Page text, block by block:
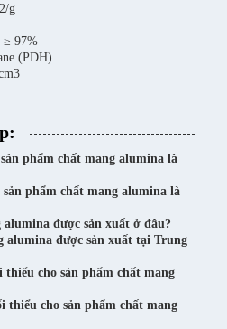
g
≥ 97%
(PDH)
phẩm chất mang alumina là
phẩm chất mang alumina là
được sản xuất ở đâu?
alumina được sản xuất tại Trung
cho sản phẩm chất mang
thiểu cho sản phẩm chất mang